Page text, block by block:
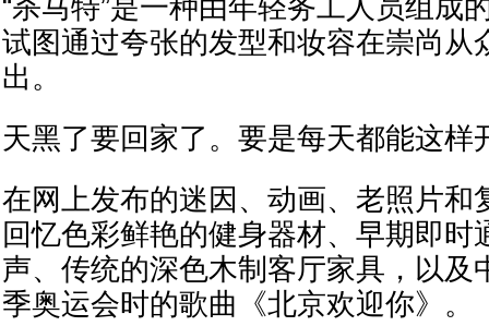
“杀马特”是一种由年轻务工人员组成
试图通过夸张的发型和妆容在崇尚从
出。
天黑了要回家了。要是每天都能这样
在网上发布的迷因、动画、老照片和
回忆色彩鲜艳的健身器材、早期即时
声、传统的深色木制客厅家具，以及
季奥运会时的歌曲《北京欢迎你》。